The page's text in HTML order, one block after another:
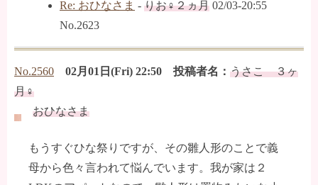
Re: おひなさま - りお♀２ヵ月 02/03-20:55
No.2623
No.2560 02月01日(Fri) 22:50 投稿者名： うさこ ３ヶ
月♀
おひなさま
もうすぐひな祭りですが、その雛人形のことで義
母から色々言われて悩んでいます。我が家は２